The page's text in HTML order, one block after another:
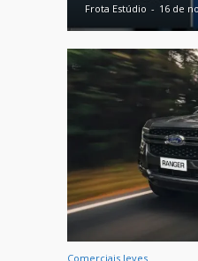
Frota Estúdio - 16 de
Comerciais leves